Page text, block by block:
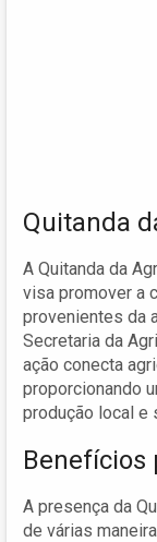
Quitanda
A Quitanda da
visa promover a
provenientes da
Secretaria da
ação conecta
proporcionando
produção local e
Benefícios
A presença da
de várias